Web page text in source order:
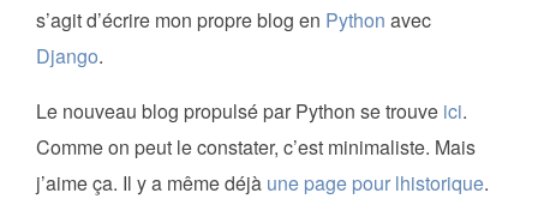
s’agit d’écrire mon propre blog en Python avec
Django.
Le nouveau blog propulsé par Python se trouve ici.
Comme on peut le constater, c’est minimaliste. Mais
j’aime ça. Il y a même déjà une page pour lhistorique.